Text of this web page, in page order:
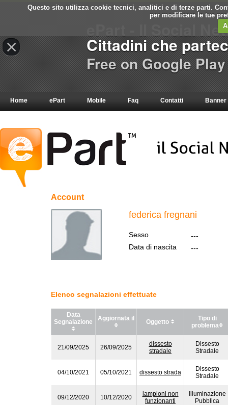
Questo sito utilizza cookie tecnici, analitici e di terze parti.
per modificare le tue
Home ePart Mobile Faq Contatti Banner
Account
federica fregnani
Sesso
---
Data di nascita
---
Elenco segnalazioni effettuate
Data
Segnalazione
Aggiornata il Oggetto
Tipo di
problema
21/09/2025 26/09/2025
dissesto
stradale
Dissesto
Stradale
04/10/2021 05/10/2021 dissesto strada
Dissesto
Stradale
09/12/2020 10/12/2020
lampioni non
funzionanti
Illuminazione
Pubblica
×
ePart - Il Social
Cittadini che
Free on Google Play